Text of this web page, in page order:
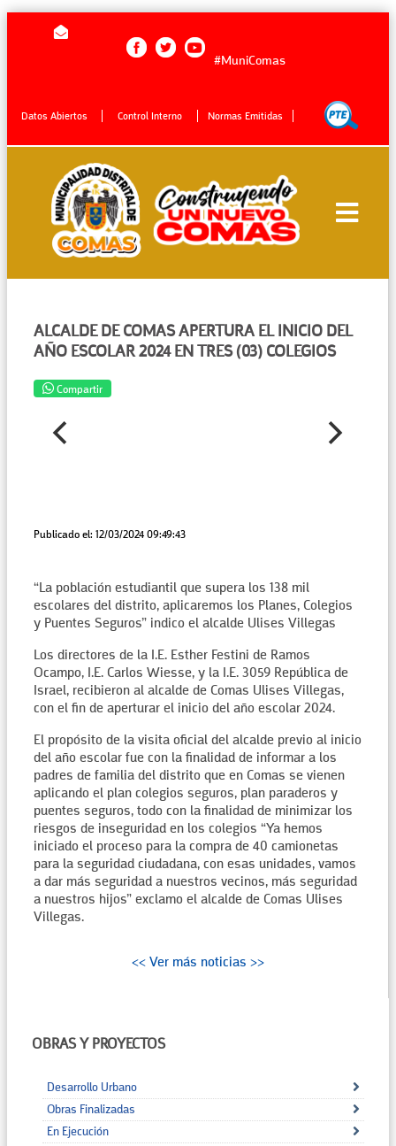
#MuniComas
Datos Abiertos Control Interno Normas Emitidas
ALCALDE DE COMAS APERTURA EL INICIO DEL
AÑO ESCOLAR 2024 EN TRES (03) COLEGIOS
Compartir
Publicado el: 12/03/2024 09:49:43
“La población estudiantil que supera los 138 mil
escolares del distrito, aplicaremos los Planes, Colegios
y Puentes Seguros” indico el alcalde Ulises Villegas
Los directores de la I.E. Esther Festini de Ramos
Ocampo, I.E. Carlos Wiesse, y la I.E. 3059 República de
Israel, recibieron al alcalde de Comas Ulises Villegas,
con el fin de aperturar el inicio del año escolar 2024.
El propósito de la visita oficial del alcalde previo al inicio
del año escolar fue con la finalidad de informar a los
padres de familia del distrito que en Comas se vienen
aplicando el plan colegios seguros, plan paraderos y
puentes seguros, todo con la finalidad de minimizar los
riesgos de inseguridad en los colegios “Ya hemos
iniciado el proceso para la compra de 40 camionetas
para la seguridad ciudadana, con esas unidades, vamos
a dar más seguridad a nuestros vecinos, más seguridad
a nuestros hijos” exclamo el alcalde de Comas Ulises
Villegas.
<< Ver más noticias >>
OBRAS Y PROYECTOS
Desarrollo Urbano
Obras Finalizadas
En Ejecución